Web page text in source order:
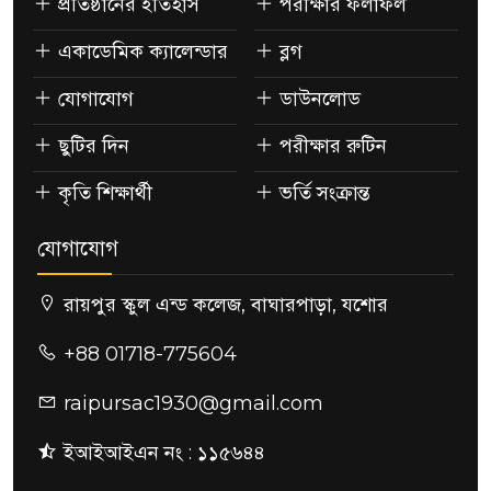
একাডেমিক ক্যালেন্ডার
যোগাযোগ
ছুটির দিন
কৃতি শিক্ষার্থী
ব্লগ
ডাউনলোড
পরীক্ষার রুটিন
ভর্তি সংক্রান্ত
যোগাযোগ
রায়পুর স্কুল এন্ড কলেজ, বাঘারপাড়া, যশোর
+88 01718-775604
raipursac1930@gmail.com
ইআইআইএন নং : ১১৫৬৪৪